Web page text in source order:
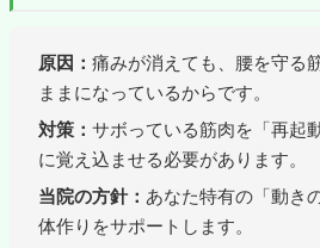
原因： 痛みが消えても、腰を守る
ままになっているからです。
対策： サボっている筋肉を「再起
に覚え込ませる必要があります。
当院の方針： あなた特有の「動き
体作りをサポートします。